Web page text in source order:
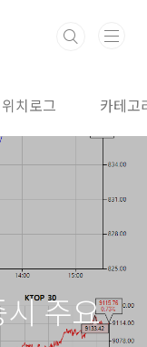
위치로그 카테고
주요